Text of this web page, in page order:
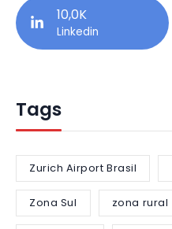
10,0K
Linkedin
Tags
Zurich Airport Brasil
Zona Sul zona rural